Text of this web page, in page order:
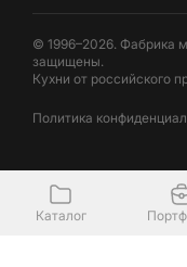
© 1996–2026. Фабрика
защищены.
Кухни от российского
Политика
Каталог